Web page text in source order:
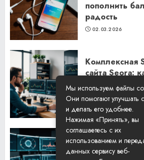
пополнить
радость
02.03.2026
Комплексная
сайта Seora:
видимость и
клиентов
06.02.2026
Резидентские
как их
Мы используем файлы
Они помогают улучшать
и делать его удобнее.
Нажимая «Принять», вы
соглашаетесь с их
использованием и
данных сервису веб-